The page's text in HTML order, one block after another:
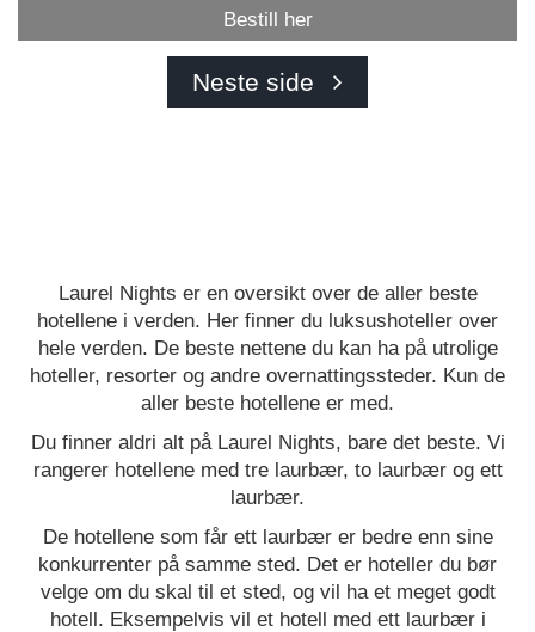
Bestill her
Neste side
Laurel Nights er en oversikt over de aller beste
hotellene i verden. Her finner du luksushoteller over
hele verden. De beste nettene du kan ha på utrolige
hoteller, resorter og andre overnattingssteder. Kun de
aller beste hotellene er med.
Du finner aldri alt på Laurel Nights, bare det beste. Vi
rangerer hotellene med tre laurbær, to laurbær og ett
laurbær.
De hotellene som får ett laurbær er bedre enn sine
konkurrenter på samme sted. Det er hoteller du bør
velge om du skal til et sted, og vil ha et meget godt
hotell. Eksempelvis vil et hotell med ett laurbær i